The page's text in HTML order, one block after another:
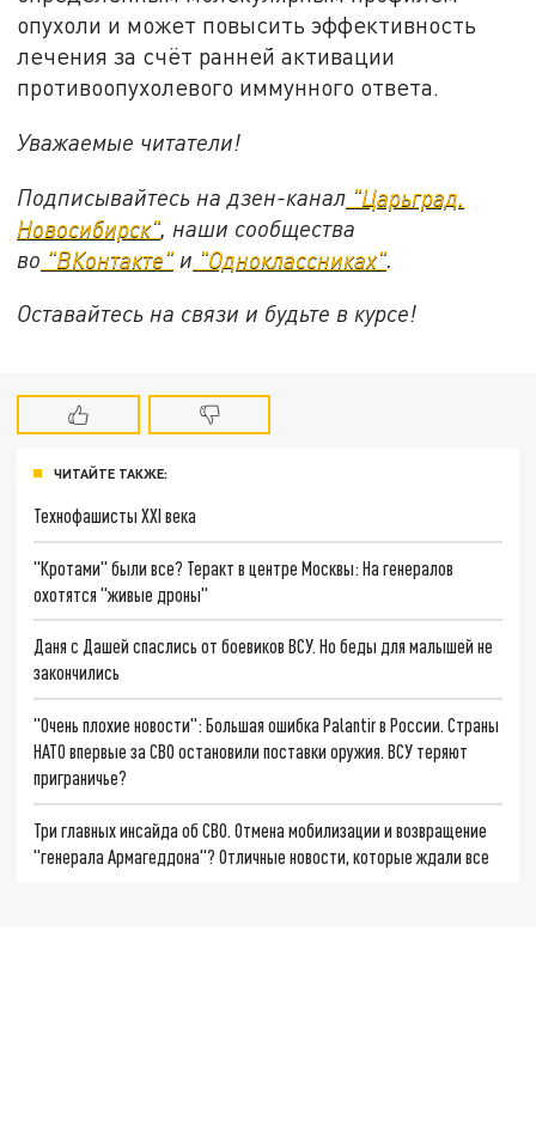
опухоли и может повысить эффективность
лечения за счёт ранней активации
противоопухолевого иммунного ответа.
Уважаемые читатели!
Подписывайтесь на дзен-канал "Царьград.
Новосибирск" , наши сообщества
во "ВКонтакте" и "Одноклассниках"
Оставайтесь на связи и будьте в курсе!
ЧИТАЙТЕ ТАКЖЕ:
Технофашисты XXI века
"Кротами" были все? Теракт в центре Москвы: На генералов
охотятся "живые дроны"
Даня с Дашей спаслись от боевиков ВСУ. Но беды для малышей не
закончились
"Очень плохие новости": Большая ошибка Palantir в России. Страны
НАТО впервые за СВО остановили поставки оружия. ВСУ теряют
приграничье?
Три главных инсайда об СВО. Отмена мобилизации и возвращение
"генерала Армагеддона"? Отличные новости, которые ждали все